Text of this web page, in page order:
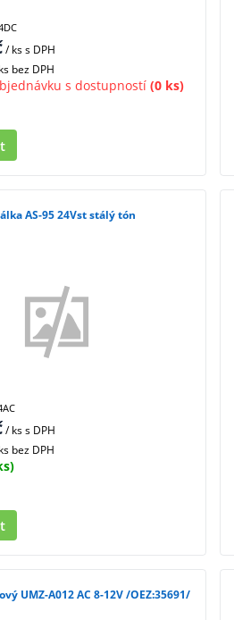
/ kss DPH
bez DPH
s dostupností(0 ks)
AS-95 24Vst stálý tón
/ kss DPH
bez DPH
UMZ-A012 AC 8-12V /OEZ:35691/